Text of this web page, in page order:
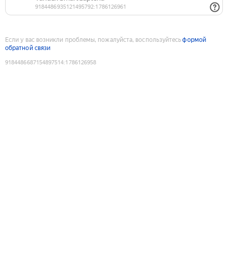
Если у вас возникли проблемы, пожалуйста, воспользуйтесьформой
обратной связи
9184486687154897514:1786126958